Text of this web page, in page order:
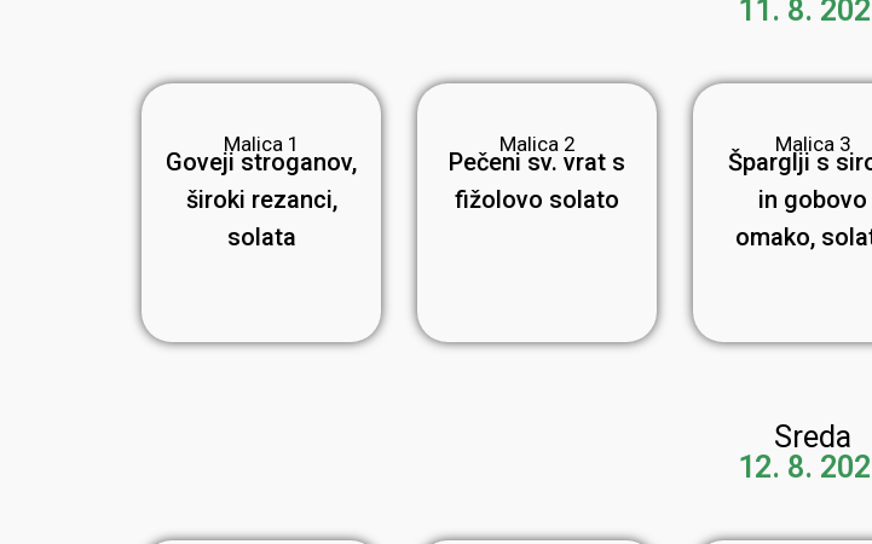
11. 8.
Malica 1
Goveji stroganov,
široki rezanci,
solata
Malica 2
Pečeni sv. vrat s
fižolovo solato
Malica 3
Šparglji s
in gobovo
omako,
Sreda
12. 8.